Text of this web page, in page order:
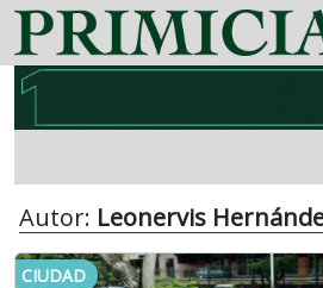
Autor: Leonervis
CIUDAD